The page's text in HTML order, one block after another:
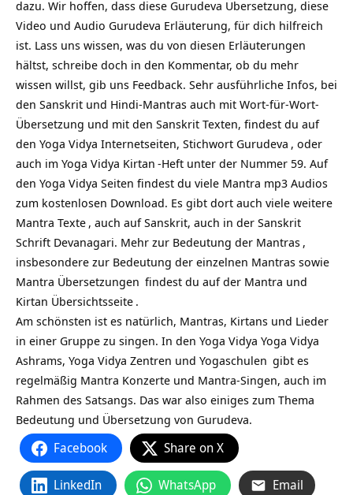
dazu. Wir hoffen, dass diese Gurudeva Übersetzung, diese
Video und Audio Gurudeva Erläuterung, für dich hilfreich
ist. Lass uns wissen, was du von diesen Erläuterungen
hältst, schreibe doch in den Kommentar, ob du mehr
wissen willst, gib uns Feedback. Sehr ausführliche Infos, bei
den Sanskrit und Hindi-Mantras auch mit Wort-für-Wort-
Übersetzung und mit den Sanskrit Texten, findest du auf
den Yoga Vidya Internetseiten, Stichwort Gurudeva , oder
auch im Yoga Vidya Kirtan -Heft unter der Nummer 59. Auf
den Yoga Vidya Seiten findest du viele Mantra mp3 Audios
zum kostenlosen Download. Es gibt dort auch viele weitere
Mantra Texte , auch auf Sanskrit, auch in der Sanskrit
Schrift Devanagari. Mehr zur Bedeutung der Mantras ,
insbesondere zur Bedeutung der einzelnen Mantras sowie
Mantra Übersetzungen findest du aufder Mantra und
Kirtan Übersichtsseite .
Am schönsten ist es natürlich, Mantras, Kirtans und Lieder
in einer Gruppe zu singen. In den Yoga Vidya Yoga Vidya
Ashrams, Yoga Vidya Zentren und Yogaschulen gibt es
regelmäßig Mantra Konzerte und Mantra-Singen, auch im
Rahmen des Satsangs. Das war also einiges zum Thema
Bedeutung und Übersetzung von Gurudeva.
Facebook Share on X
LinkedIn WhatsApp Email